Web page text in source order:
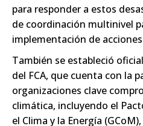
para responder a estos
de coordinación multinivel
implementación de
También se estableció
del FCA, que cuenta con la
organizaciones clave
climática, incluyendo el
el Clima y la Energía